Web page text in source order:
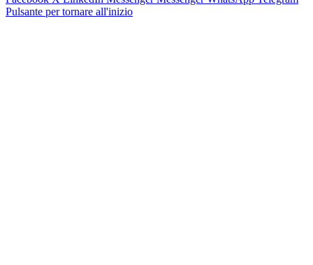
Pulsante per tornare all'inizio